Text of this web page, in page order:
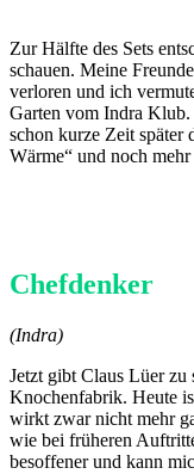
Zur Hälfte des Sets
schauen. Meine
verloren und ich
Garten vom Indra Klub.
schon kurze Zeit später
Wärme“ und noch
Chefdenker
(Indra)
Jetzt gibt Claus Lüer zu
Knochenfabrik. Heute
wirkt zwar nicht mehr
wie bei früheren
besoffener und kann